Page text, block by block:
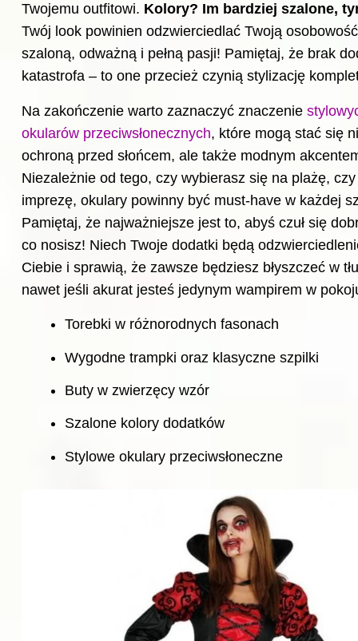
Twojemu outfitowi. Kolory? Im bardziej szalone,
Twój look powinien odzwierciedlać Twoją
szaloną, odważną i pełną pasji! Pamiętaj, że brak
katastrofa – to one przecież czynią stylizację
Na zakończenie warto zaznaczyć znaczenie
okularów przeciwsłonecznych, które mogą stać się
ochroną przed słońcem, ale także modnym
Niezależnie od tego, czy wybierasz się na plażę,
imprezę, okulary powinny być must-have w każdej
Pamiętaj, że najważniejsze jest to, abyś czuł się
co nosisz! Niech Twoje dodatki będą
Ciebie i sprawią, że zawsze będziesz błyszczeć w
nawet jeśli akurat jesteś jedynym wampirem w
Torebki w różnorodnych fasonach
Wygodne trampki oraz klasyczne szpilki
Buty w zwierzęcy wzór
Szalone kolory dodatków
Stylowe okulary przeciwsłoneczne